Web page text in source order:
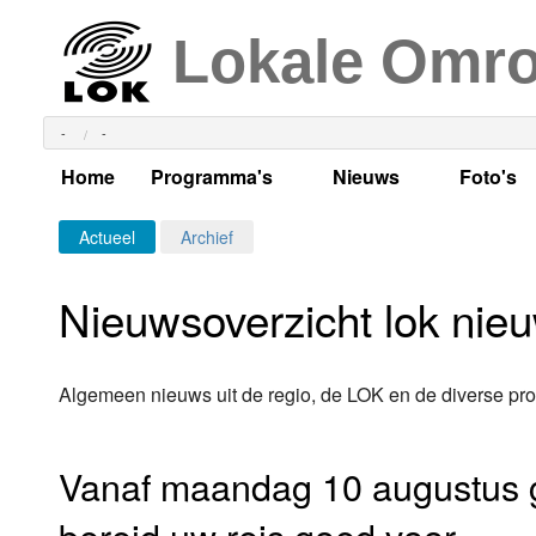
Lokale
- -
Home Programma's
Alle dagen
Per dag
Maandag
Dinsdag
Donderdag
Alle programma's
Luister LOK Live
Nieuws
Kabelkrant
Columns
Foto's
Actueel Archief
Nieuwsoverzicht lok
Algemeen nieuws uit de regio, de LOK en de diverse
Vanaf maandag 10